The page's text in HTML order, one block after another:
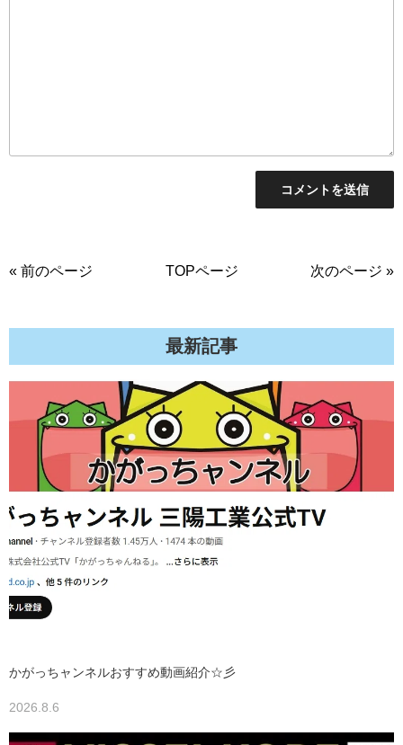
« 前のページ TOPページ 次のページ »
最新記事
かがっちャンネルおすすめ動画紹介☆彡
2026.8.6